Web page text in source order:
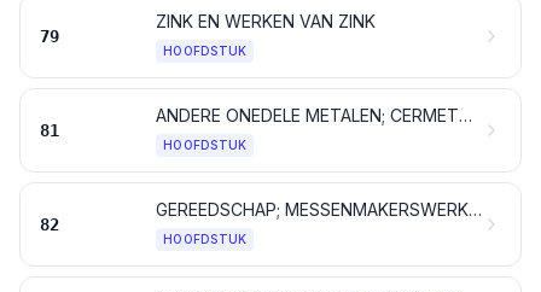
79
ZINK EN WERKEN VAN ZINK
HOOFDSTUK
81
ANDERE ONEDELE METALEN; CERMETS; WERKEN VAN DEZE STOFFEN
HOOFDSTUK
82
GEREEDSCHAP; MESSENMAKERSWERK, LEPELS EN VORKEN, VAN ONEDEL METAAL; DELEN VAN DEZE ARTIKELEN VAN ONEDEL METAAL
HOOFDSTUK